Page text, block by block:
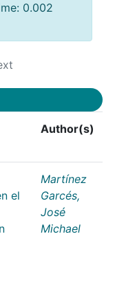
0.002
Author(s)
el
Martínez
Garcés,
José
Michael